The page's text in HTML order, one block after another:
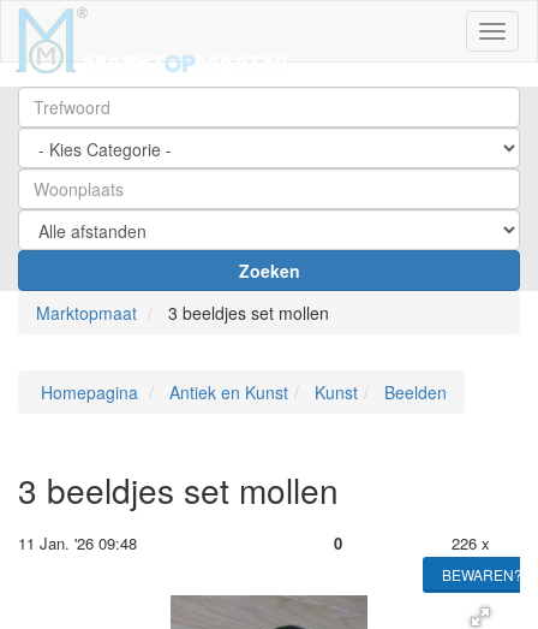
Zoeken
Marktopmaat
3 beeldjes set mollen
Homepagina Antiek en Kunst Kunst Beelden
3 beeldjes set mollen
11 Jan. '26 09:48 0 226 x
BEWAREN?